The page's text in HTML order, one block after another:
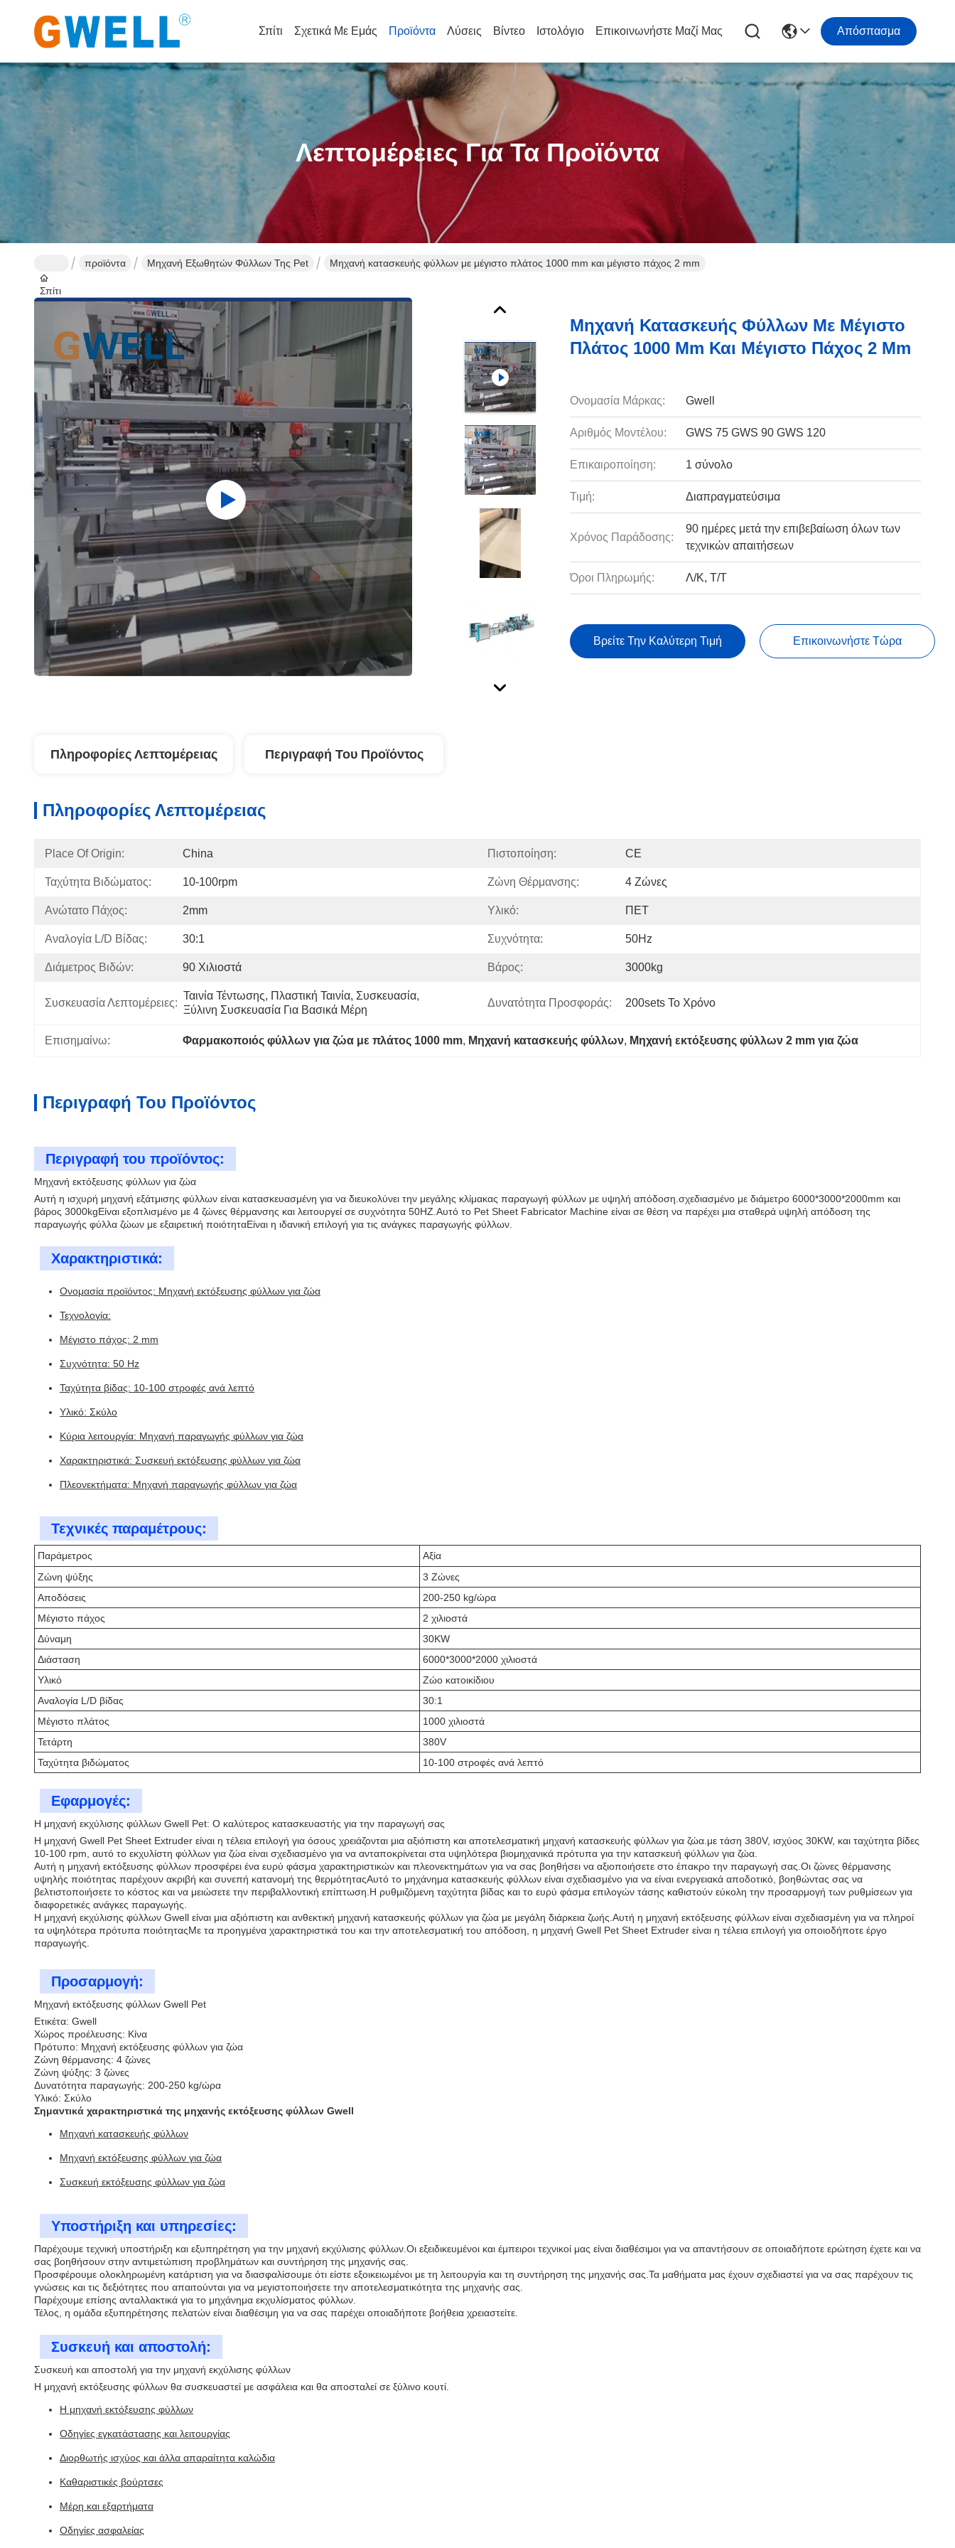
Σπίτι Σχετικά Με Εμάς Προϊόντα Λύσεις Βίντεο Ιστολόγιο Επικοινωνήστε Μαζί Μας Απόσπασμα
Λεπτομέρειες Για Τα Προϊόντα
Σπίτι
προϊόντα Μηχανή Εξωθητών Φύλλων Της Pet Μηχανή κατασκευής φύλλων με μέγιστο πλάτος 1000 mm και μέγιστο πάχος 2 mm
Μηχανή Κατασκευής Φύλλων Με Μέγιστο
Πλάτος 1000 Mm Και Μέγιστο Πάχος 2 Mm
Ονομασία Μάρκας: Gwell
Αριθμός Μοντέλου: GWS 75 GWS 90 GWS 120
Επικαιροποίηση: 1 σύνολο
Τιμή: Διαπραγματεύσιμα
Χρόνος Παράδοσης:
90 ημέρες μετά την επιβεβαίωση όλων των
τεχνικών απαιτήσεων
Όροι Πληρωμής: Λ/Κ, Τ/Τ
Βρείτε Την Καλύτερη Τιμή Επικοινωνήστε Τώρα
Πληροφορίες Λεπτομέρειας Περιγραφή Του Προϊόντος
Πληροφορίες Λεπτομέρειας
Place Of Origin: China Πιστοποίηση: CE
Ταχύτητα Βιδώματος: 10-100rpm Ζώνη Θέρμανσης: 4 Ζώνες
Ανώτατο Πάχος: 2mm Υλικό: ΠΕΤ
Αναλογία L/D Βίδας: 30:1 Συχνότητα: 50Hz
Διάμετρος Βιδών: 90 Χιλιοστά Βάρος: 3000kg
Συσκευασία Λεπτομέρειες:
Ταινία Τέντωσης, Πλαστική Ταινία, Συσκευασία,
Ξύλινη Συσκευασία Για Βασικά Μέρη
Δυνατότητα Προσφοράς: 200sets Το Χρόνο
Επισημαίνω: Φαρμακοποιός φύλλων για ζώα με πλάτος 1000 mm, Μηχανή κατασκευής φύλλων, Μηχανή εκτόξευσης φύλλων 2 mm για ζώα
Περιγραφή Του Προϊόντος
Περιγραφή του προϊόντος:
Μηχανή εκτόξευσης φύλλων για ζώα
Αυτή η ισχυρή μηχανή εξάτμισης φύλλων είναι κατασκευασμένη για να διευκολύνει την μεγάλης κλίμακας παραγωγή φύλλων με υψηλή απόδοση.σχεδιασμένο με διάμετρο 6000*3000*2000mm και
βάρος 3000kgΕίναι εξοπλισμένο με 4 ζώνες θέρμανσης και λειτουργεί σε συχνότητα 50HZ.Αυτό το Pet Sheet Fabricator Machine είναι σε θέση να παρέχει μια σταθερά υψηλή απόδοση της
παραγωγής φύλλα ζώων με εξαιρετική ποιότηταΕίναι η ιδανική επιλογή για τις ανάγκες παραγωγής φύλλων.
Χαρακτηριστικά:
Ονομασία προϊόντος: Μηχανή εκτόξευσης φύλλων για ζώα
Τεχνολογία:
Μέγιστο πάχος: 2 mm
Συχνότητα: 50 Hz
Ταχύτητα βίδας: 10-100 στροφές ανά λεπτό
Υλικό: Σκύλο
Κύρια λειτουργία: Μηχανή παραγωγής φύλλων για ζώα
Χαρακτηριστικά: Συσκευή εκτόξευσης φύλλων για ζώα
Πλεονεκτήματα: Μηχανή παραγωγής φύλλων για ζώα
Τεχνικές παραμέτρους:
Παράμετρος
Αξία
Ζώνη ψύξης
3 Ζώνες
Αποδόσεις
200-250 kg/ώρα
Μέγιστο πάχος
2 χιλιοστά
Δύναμη
30KW
Διάσταση
6000*3000*2000 χιλιοστά
Υλικό
Ζώο κατοικίδιου
Αναλογία L/D βίδας
30:1
Μέγιστο πλάτος
1000 χιλιοστά
Τετάρτη
380V
Ταχύτητα βιδώματος
10-100 στροφές ανά λεπτό
Εφαρμογές:
Η μηχανή εκχύλισης φύλλων Gwell Pet: Ο καλύτερος κατασκευαστής για την παραγωγή σας
Η μηχανή Gwell Pet Sheet Extruder είναι η τέλεια επιλογή για όσους χρειάζονται μια αξιόπιστη και αποτελεσματική μηχανή κατασκευής φύλλων για ζώα.με τάση 380V, ισχύος 30KW, και ταχύτητα βίδες
10-100 rpm, αυτό το εκχυλίστη φύλλων για ζώα είναι σχεδιασμένο για να ανταποκρίνεται στα υψηλότερα βιομηχανικά πρότυπα για την κατασκευή φύλλων για ζώα.
Αυτή η μηχανή εκτόξευσης φύλλων προσφέρει ένα ευρύ φάσμα χαρακτηριστικών και πλεονεκτημάτων για να σας βοηθήσει να αξιοποιήσετε στο έπακρο την παραγωγή σας.Οι ζώνες θέρμανσης
υψηλής ποιότητας παρέχουν ακριβή και συνεπή κατανομή της θερμότηταςΑυτό το μηχάνημα κατασκευής φύλλων είναι σχεδιασμένο για να είναι ενεργειακά αποδοτικό, βοηθώντας σας να
βελτιστοποιήσετε το κόστος και να μειώσετε την περιβαλλοντική επίπτωση.Η ρυθμιζόμενη ταχύτητα βίδας και το ευρύ φάσμα επιλογών τάσης καθιστούν εύκολη την προσαρμογή των ρυθμίσεων για
διαφορετικές ανάγκες παραγωγής.
Η μηχανή εκχύλισης φύλλων Gwell είναι μια αξιόπιστη και ανθεκτική μηχανή κατασκευής φύλλων για ζώα με μεγάλη διάρκεια ζωής.Αυτή η μηχανή εκτόξευσης φύλλων είναι σχεδιασμένη για να πληροί
τα υψηλότερα πρότυπα ποιότηταςΜε τα προηγμένα χαρακτηριστικά του και την αποτελεσματική του απόδοση, η μηχανή Gwell Pet Sheet Extruder είναι η τέλεια επιλογή για οποιοδήποτε έργο
παραγωγής.
Προσαρμογή:
Μηχανή εκτόξευσης φύλλων Gwell Pet
Ετικέτα: Gwell
Χώρος προέλευσης: Κίνα
Πρότυπο: Μηχανή εκτόξευσης φύλλων για ζώα
Ζώνη θέρμανσης: 4 ζώνες
Ζώνη ψύξης: 3 ζώνες
Δυνατότητα παραγωγής: 200-250 kg/ώρα
Υλικό: Σκύλο
Σημαντικά χαρακτηριστικά της μηχανής εκτόξευσης φύλλων Gwell
Μηχανή κατασκευής φύλλων
Μηχανή εκτόξευσης φύλλων για ζώα
Συσκευή εκτόξευσης φύλλων για ζώα
Υποστήριξη και υπηρεσίες:
Παρέχουμε τεχνική υποστήριξη και εξυπηρέτηση για την μηχανή εκχύλισης φύλλων.Οι εξειδικευμένοι και έμπειροι τεχνικοί μας είναι διαθέσιμοι για να απαντήσουν σε οποιαδήποτε ερώτηση έχετε και να
σας βοηθήσουν στην αντιμετώπιση προβλημάτων και συντήρηση της μηχανής σας.
Προσφέρουμε ολοκληρωμένη κατάρτιση για να διασφαλίσουμε ότι είστε εξοικειωμένοι με τη λειτουργία και τη συντήρηση της μηχανής σας.Τα μαθήματα μας έχουν σχεδιαστεί για να σας παρέχουν τις
γνώσεις και τις δεξιότητες που απαιτούνται για να μεγιστοποιήσετε την αποτελεσματικότητα της μηχανής σας.
Παρέχουμε επίσης ανταλλακτικά για το μηχάνημα εκχυλίσματος φύλλων.
Τέλος, η ομάδα εξυπηρέτησης πελατών είναι διαθέσιμη για να σας παρέχει οποιαδήποτε βοήθεια χρειαστείτε.
Συσκευή και αποστολή:
Συσκευή και αποστολή για την μηχανή εκχύλισης φύλλων
Η μηχανή εκτόξευσης φύλλων θα συσκευαστεί με ασφάλεια και θα αποσταλεί σε ξύλινο κουτί.
Η μηχανή εκτόξευσης φύλλων
Οδηγίες εγκατάστασης και λειτουργίας
Διορθωτής ισχύος και άλλα απαραίτητα καλώδια
Καθαριστικές βούρτσες
Μέρη και εξαρτήματα
Οδηγίες ασφαλείας